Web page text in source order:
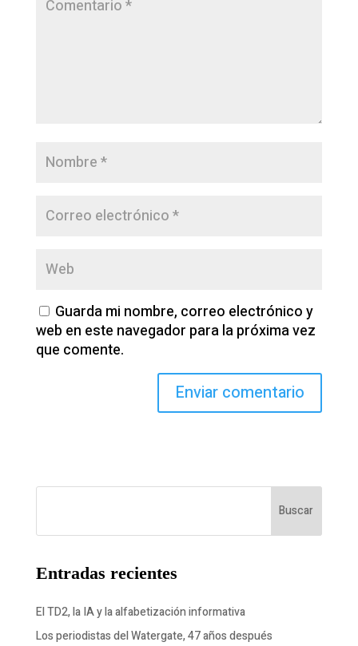
Guarda mi nombre, correo electrónico y
web en este navegador para la próxima vez
que comente.
Buscar
Entradas recientes
El TD2, la IA y la alfabetización informativa
Los periodistas del Watergate, 47 años después